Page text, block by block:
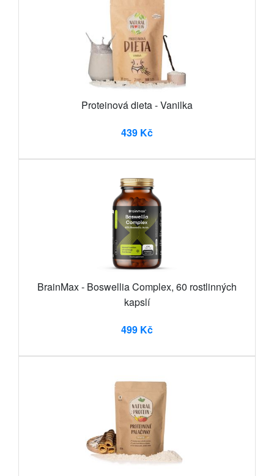
Proteinová dieta - Vanilka
439 Kč
BrainMax - Boswellia Complex, 60 rostlinných
kapslí
499 Kč